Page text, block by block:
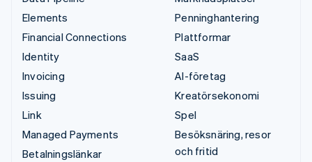
Elements
Financial Connections
Identity
Invoicing
Issuing
Link
Managed Payments
Betalningslänkar
Penninghantering
Plattformar
SaaS
AI-företag
Kreatörsekonomi
Spel
Besöksnäring, resor
och fritid